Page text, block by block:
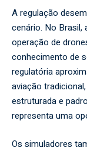
A regulação
cenário. No Brasil,
operação de
conhecimento de
regulatória
aviação
estruturada e
representa uma
Os simuladores